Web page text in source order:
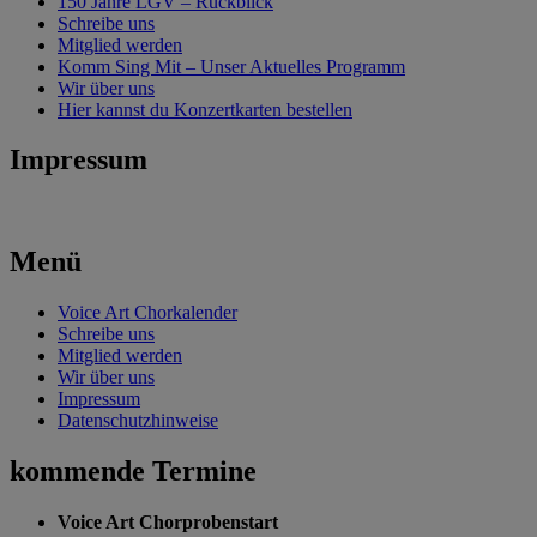
Schreibe uns
Mitglied werden
Komm Sing Mit – Unser Aktuelles Programm
Wir über uns
Hier kannst du Konzertkarten bestellen
Impressum
Menü
Voice Art Chorkalender
Schreibe uns
Mitglied werden
Wir über uns
Impressum
Datenschutzhinweise
kommende Termine
Voice Art Chorprobenstart